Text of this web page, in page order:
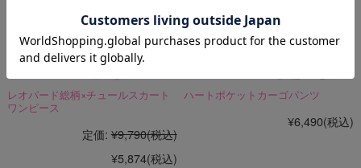
レオパード総柄×チュールスカート
ワンピース
定価: ¥9,790(税込)
¥5,874(税込)
ハートポケットカーゴパンツ
¥6,490(税込)